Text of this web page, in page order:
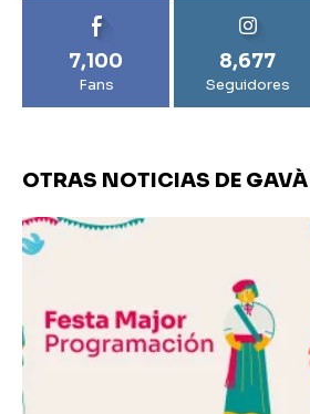
7,100
Fans
8,677
Seguidores
OTRAS NOTICIAS DE GAVÀ